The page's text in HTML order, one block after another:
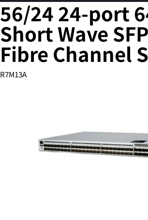
56/24 24-port
Short Wave
Fibre Channel
R7M13A